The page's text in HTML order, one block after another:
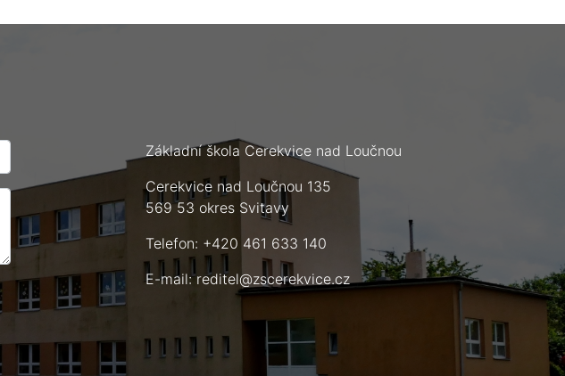
Základní škola Cerekvice nad Loučnou
Cerekvice nad Loučnou 135
569 53 okres Svitavy
Telefon: +420 461 633 140
E-mail:reditel@zscerekvice.cz